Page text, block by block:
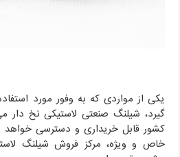
یکی از مواردی که به وفور مورد
گیرد، شیلنگ صنعتی لاستیکی نخ دار
کشور قابل خریداری و دسترسی خواهد
خاص و ویژه، مرکز فروش شیلنگ